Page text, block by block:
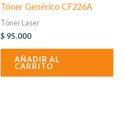
Tóner Genérico CF226A
Tóner Laser
$ 95.000
AÑADIR AL
CARRITO